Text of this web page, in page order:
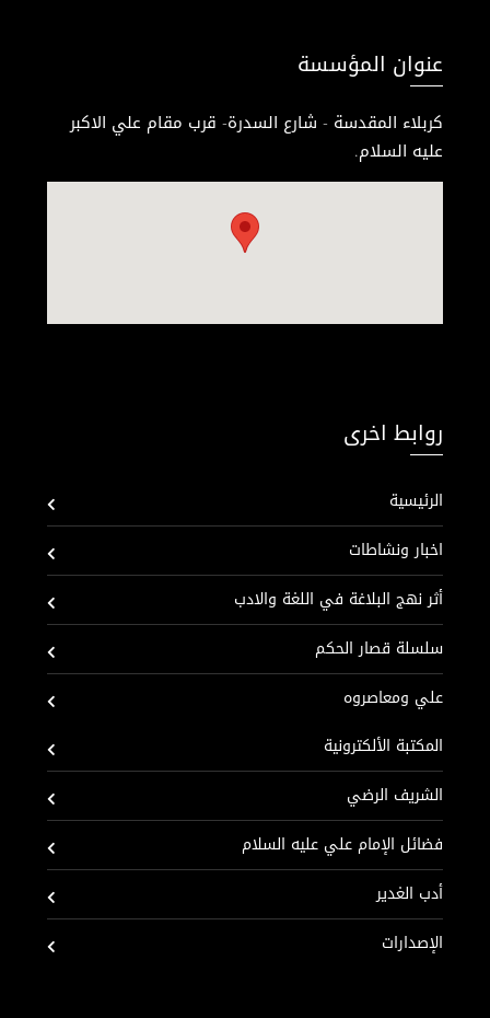
عنوان المؤسسة
كربلاء المقدسة - شارع السدرة- قرب مقام علي الاكبر
عليه السلام.
روابط اخرى
الرئيسية
اخبار ونشاطات
أثر نهج البلاغة في اللغة والادب
سلسلة قصار الحكم
علي ومعاصروه
المكتبة الألكترونية
الشريف الرضي
فضائل الإمام علي عليه السلام
أدب الغدير
الإصدارات